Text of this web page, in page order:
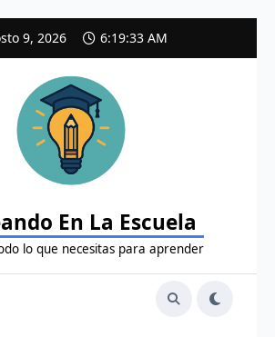
9, 2026 6:19:34 AM
En La Escuela
lo que necesitas para aprender